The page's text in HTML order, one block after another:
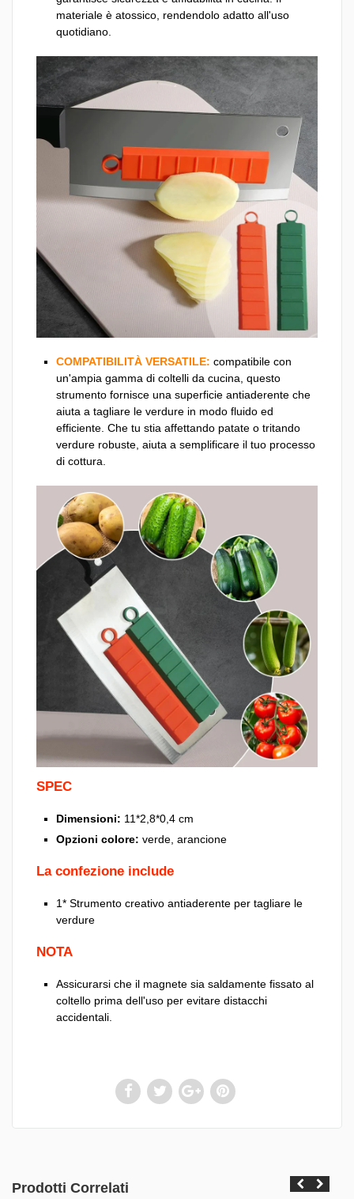
materiale è atossico, rendendolo adatto all'uso
quotidiano.
COMPATIBILITÀ VERSATILE: compatibile con
un'ampia gamma di coltelli da cucina, questo
strumento fornisce una superficie antiaderente che
aiuta a tagliare le verdure in modo fluido ed
efficiente. Che tu stia affettando patate o tritando
verdure robuste, aiuta a semplificare il tuo processo
di cottura.
SPEC
Dimensioni: 11*2,8*0,4 cm
Opzioni colore: verde, arancione
La confezione include
1* Strumento creativo antiaderente per tagliare le
verdure
NOTA
Assicurarsi che il magnete sia saldamente fissato al
coltello prima dell'uso per evitare distacchi
accidentali.
Prodotti Correlati